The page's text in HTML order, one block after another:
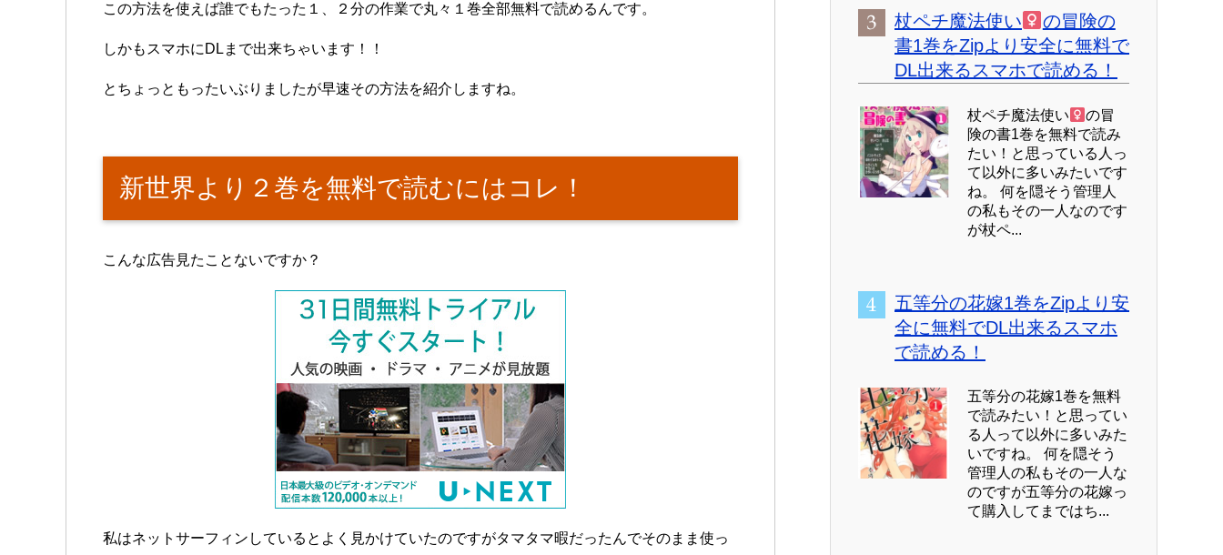
この方法を使えば誰でもたった１、２分の作業で丸々１巻全部無料で読めるんです。
しかもスマホにDLまで出来ちゃいます！！
とちょっともったいぶりましたが早速その方法を紹介しますね。
新世界より２巻を無料で読むにはコレ！
こんな広告見たことないですか？
私はネットサーフィンしているとよく見かけていたのですがタマタマ暇だったんでそのまま使っ
杖ペチ魔法使い
の冒険の
書1巻をZipより安全に無料で
DL出来るスマホで読める！
杖ペチ魔法使い
の冒
険の書1巻を無料で読み
たい！と思っている人っ
て以外に多いみたいです
ね。 何を隠そう管理人
の私もその一人なのです
が杖ペ...
五等分の花嫁1巻をZipより安
全に無料でDL出来るスマホ
で読める！
五等分の花嫁1巻を無料
で読みたい！と思ってい
る人って以外に多いみた
いですね。 何を隠そう
管理人の私もその一人な
のですが五等分の花嫁っ
て購入してまではち...